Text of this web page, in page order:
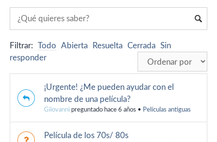
Filtrar: Todo Abierta Resuelta Cerrada Sin
responder
¡Urgente! ¿Me pueden ayudar con el
nombre de una película?
Giiovanni preguntado hace 6 años • Películas antiguas
Película de los 70s/ 80s